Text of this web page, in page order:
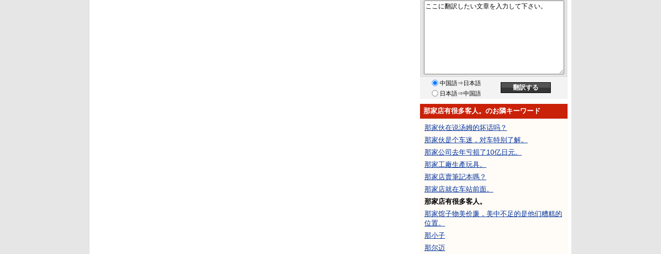
中国語⇒日本語
日本語⇒中国語
那家店有很多客人。のお隣キーワード
那家伙在说汤姆的坏话吗？
那家伙是个车迷，对车特别了解。
那家公司去年亏损了10亿日元。
那家工廠生產玩具。
那家店賣筆記本嗎？
那家店就在车站前面。
那家店有很多客人。
那家馆子物美价廉，美中不足的是他们糟糕的
位置。
那小子
那尔迈